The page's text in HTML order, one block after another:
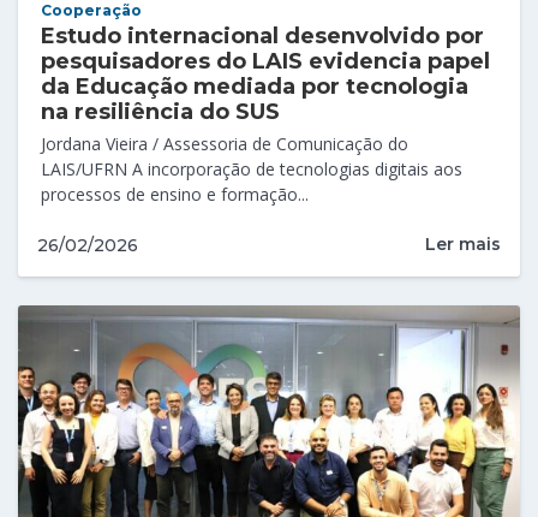
Cooperação
Estudo internacional desenvolvido por
pesquisadores do LAIS evidencia papel
da Educação mediada por tecnologia
na resiliência do SUS
Jordana Vieira / Assessoria de Comunicação do
LAIS/UFRN A incorporação de tecnologias digitais aos
processos de ensino e formação...
26/02/2026 Ler mais